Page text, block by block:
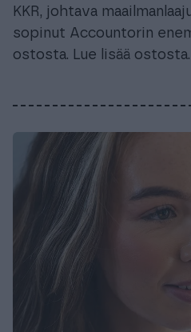
KKR, johtava
sopinut Accountorin
ostosta. Lue lisää ostosta.